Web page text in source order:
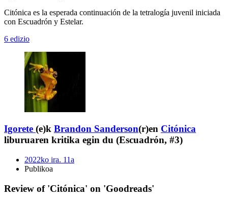
Citónica es la esperada continuación de la tetralogía juvenil iniciada
con Escuadrón y Estelar.
6 edizio
Igorete (e)k Brandon Sanderson(r)en Citónica
liburuaren kritika egin du (Escuadrón, #3)
2022ko ira. 11a
Publikoa
Review of 'Citónica' on 'Goodreads'